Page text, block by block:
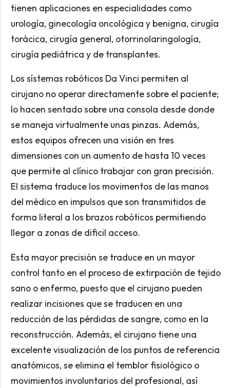
tienen aplicaciones en especialidades como
urología, ginecología oncológica y benigna, cirugía
torácica, cirugía general, otorrinolaringología,
cirugía pediátrica y de transplantes.
Los sístemas robóticos Da Vinci permiten al
cirujano no operar directamente sobre el paciente;
lo hacen sentado sobre una consola desde donde
se maneja virtualmente unas pinzas. Además,
estos equipos ofrecen una visión en tres
dimensiones con un aumento de hasta 10 veces
que permite al clínico trabajar con gran precisión.
El sistema traduce los movimentos de las manos
del médico en impulsos que son transmitidos de
forma literal a los brazos robóticos permitiendo
llegar a zonas de dificil acceso.
Esta mayor precisión se traduce en un mayor
control tanto en el proceso de extirpación de tejido
sano o enfermo, puesto que el cirujano pueden
realizar incisiones que se traducen en una
reducción de las pérdidas de sangre, como en la
reconstrucción. Además, el cirujano tiene una
excelente visualización de los puntos de referencia
anatómicos, se elimina el temblor fisiológico o
movimientos involuntarios del profesional, así